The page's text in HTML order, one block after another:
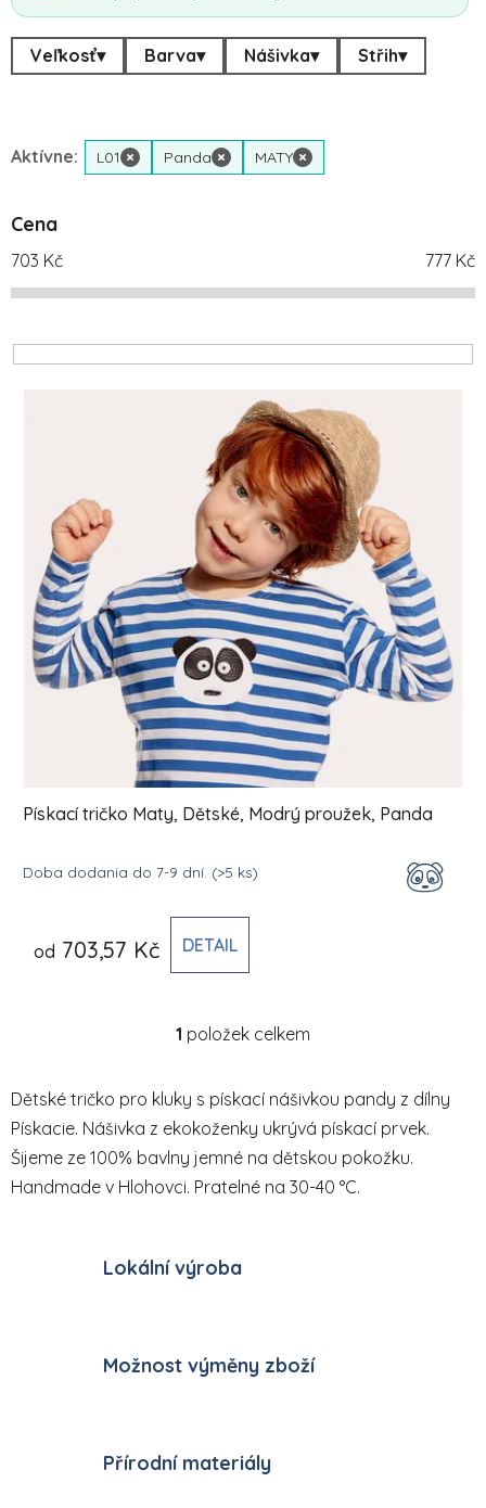
Veľkosť▾ Barva▾ Nášivka▾ Střih▾
Aktívne: L01 × Panda × MATY ×
Cena
703 Kč 777 Kč
Pískací tričko Maty, Dětské, Modrý proužek, Panda
Doba dodania do 7-9 dní. (>5 ks)
od 703,57 Kč DETAIL
Ovládací prvky výpisu
1 položek celkem
Dětské tričko pro kluky s pískací nášivkou pandy z dílny
Pískacie. Nášivka z ekokoženky ukrývá pískací prvek.
Šijeme ze 100% bavlny jemné na dětskou pokožku.
Handmade v Hlohovci. Pratelné na 30-40 °C.
Lokální výroba
Možnost výměny zboží
Přírodní materiály